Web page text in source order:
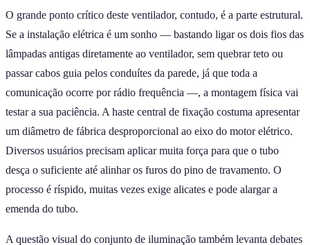
O grande ponto crítico deste ventilador, contudo, é a parte estrutural.
Se a instalação elétrica é um sonho — bastando ligar os dois fios das
lâmpadas antigas diretamente ao ventilador, sem quebrar teto ou
passar cabos guia pelos conduítes da parede, já que toda a
comunicação ocorre por rádio frequência —, a montagem física vai
testar a sua paciência. A haste central de fixação costuma apresentar
um diâmetro de fábrica desproporcional ao eixo do motor elétrico.
Diversos usuários precisam aplicar muita força para que o tubo
desça o suficiente até alinhar os furos do pino de travamento. O
processo é ríspido, muitas vezes exige alicates e pode alargar a
emenda do tubo.
A questão visual do conjunto de iluminação também levanta debates